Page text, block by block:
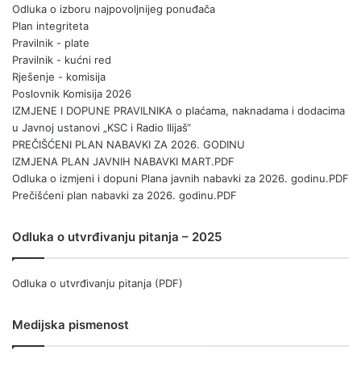
Odluka o izboru najpovoljnijeg ponuđača
Plan integriteta
Pravilnik - plate
Pravilnik - kućni red
Rješenje - komisija
Poslovnik Komisija 2026
IZMJENE I DOPUNE PRAVILNIKA o plaćama, naknadama i dodacima
u Javnoj ustanovi „KSC i Radio Ilijaš“
PREČIŠĆENI PLAN NABAVKI ZA 2026. GODINU
IZMJENA PLAN JAVNIH NABAVKI MART.PDF
Odluka o izmjeni i dopuni Plana javnih nabavki za 2026. godinu.PDF
Prečišćeni plan nabavki za 2026. godinu.PDF
Odluka o utvrđivanju pitanja – 2025
Odluka o utvrđivanju pitanja (PDF)
Medijska pismenost